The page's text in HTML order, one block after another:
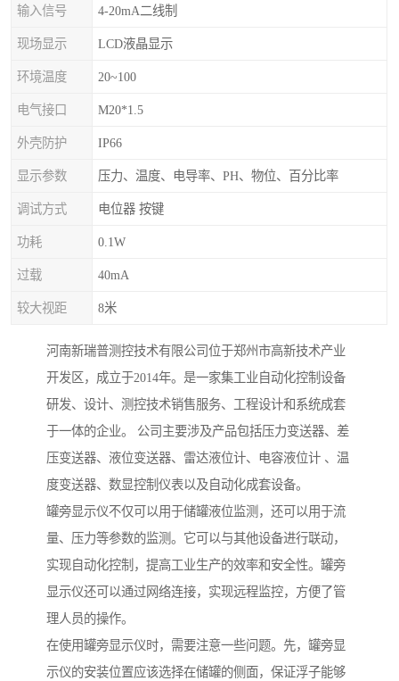
输入信号 4-20mA二线制
现场显示 LCD液晶显示
环境温度 20~100
电气接口 M20*1.5
外壳防护 IP66
显示参数 压力、温度、电导率、PH、物位、百分比率
调试方式 电位器 按键
功耗 0.1W
过载 40mA
较大视距 8米
河南新瑞普测控技术有限公司位于郑州市高新技术产业
开发区，成立于2014年。是一家集工业自动化控制设备
研发、设计、测控技术销售服务、工程设计和系统成套
于一体的企业。 公司主要涉及产品包括压力变送器、差
压变送器、液位变送器、雷达液位计、电容液位计 、温
度变送器、数显控制仪表以及自动化成套设备。
罐旁显示仪不仅可以用于储罐液位监测，还可以用于流
量、压力等参数的监测。它可以与其他设备进行联动，
实现自动化控制，提高工业生产的效率和安全性。罐旁
显示仪还可以通过网络连接，实现远程监控，方便了管
理人员的操作。
在使用罐旁显示仪时，需要注意一些问题。先，罐旁显
示仪的安装位置应该选择在储罐的侧面，保证浮子能够